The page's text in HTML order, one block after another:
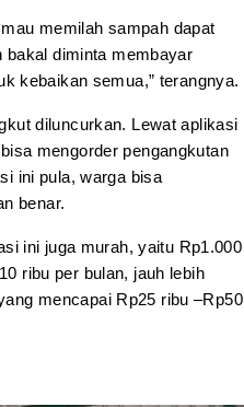
memilah sampah dapat
bakal diminta membayar
kebaikan semua,” terangnya.
diluncurkan. Lewat aplikasi
mengorder pengangkutan
ini pula, warga bisa
benar.
ini juga murah, yaitu Rp1.000
ribu per bulan, jauh lebih
mencapai Rp25 ribu –Rp50